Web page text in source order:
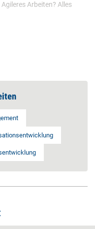
Arbeiten? Alles